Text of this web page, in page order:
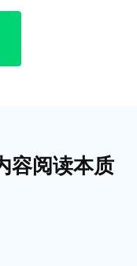
容阅读本质